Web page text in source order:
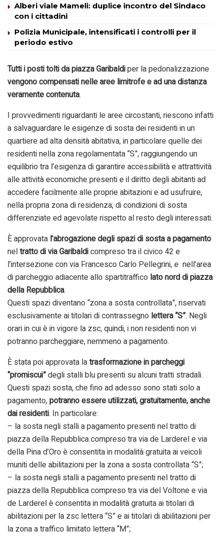
Alberi viale Mameli: duplice incontro del Sindaco
con i cittadini
Polizia Municipale, intensificati i controlli per il
periodo estivo
Tutti i posti tolti da piazza Garibaldiper la pedonalizzazione
vengono compensati nelle aree limitrofe e ad una distanza
veramente contenuta.
I provvedimenti riguardanti le aree circostanti, riescono infatti
a salvaguardare le esigenze di sosta dei residenti in un
quartiere ad alta densità abitativa, in particolare quelle dei
residenti nella zona regolamentata “S”, raggiungendo un
equilibrio tra l’esigenza di garantire accessibilità e attrattività
alle attività economiche presenti e il diritto degli abitanti ad
accedere facilmente alle proprie abitazioni e ad usufruire,
nella propria zona di residenza, di condizioni di sosta
differenziate ed agevolate rispetto al resto degli interessati.
È approvata l’abrogazione degli spazi di sosta a pagamento
neltratto di via Garibaldicompreso tra il civico 42 e
l’intersezione con via Francesco Carlo Pellegrini, e nell’area
di parcheggio adiacente allo spartitraffico lato nord di piazza
della Repubblica.
Questi spazi diventano “zona a sosta controllata”, riservati
esclusivamente ai titolari di contrassegno lettera “S”. Negli
orari in cui è in vigore la zsc, quindi, i non residenti non vi
potranno parcheggiare, nemmeno a pagamento.
È stata poi approvata latrasformazione in parcheggi
“promiscui”degli stalli blu presenti su alcuni tratti stradali.
Questi spazi sosta, che fino ad adesso sono stati solo a
pagamento,potranno essere utilizzati, gratuitamente, anche
dai residenti. In particolare:
– la sosta negli stalli a pagamento presenti nel tratto di
piazza della Repubblica compreso tra via de Larderel e via
della Pina d’Oro è consentita in modalità gratuita ai veicoli
muniti delle abilitazioni per la zona a sosta controllata “S”;
– la sosta negli stalli a pagamento presenti nel tratto di
piazza della Repubblica compreso tra via del Voltone e via
de Larderel è consentita in modalità gratuita ai titolari di
abilitazioni per la zsc lettera “S” e ai titolari di abilitazioni per
la zona a traffico limitato lettera “M”;